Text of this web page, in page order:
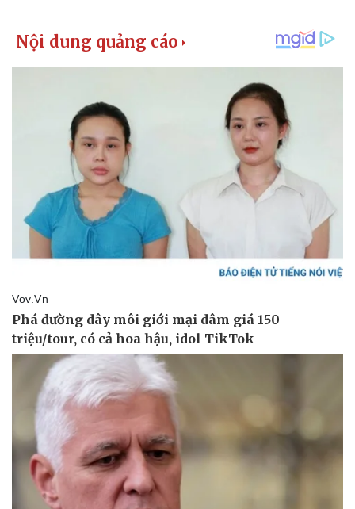
Pháp luật
Vụ án
Tin nóng
Tư vấn luật